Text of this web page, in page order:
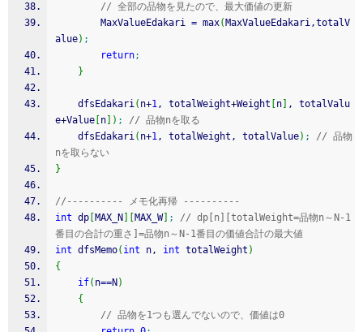
// 全部の品物を見たので、最大価値の更新
		MaxValueEdakari
= max( MaxValueEdakari,totalV
alue) ;
return;
}
	dfsEdakari
( n+1, totalWeight+Weight n
, totalValu
e+Value n ) ;
// 品物nを取る
	dfsEdakari
( n+1, totalWeight, totalValue) ;
// 品物
nを取らない
}
//---------- メモ化再帰 ----------
int dp MAX_N MAX_W] ;
// dp[n][totalWeight=品物n～N-1
番目の合計の重さ]=品物n～N-1番目の価値合計の最大値
int dfsMemo( int n, int totalWeight )
{
if( n==N )
{
// 品物を1つも選んでないので、価値は0